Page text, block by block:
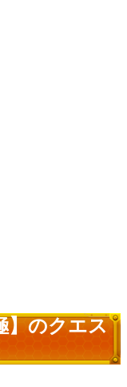
】のクエス